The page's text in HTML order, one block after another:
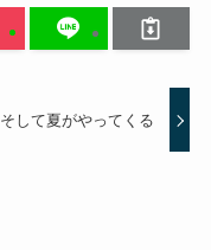
そして夏がやってくる